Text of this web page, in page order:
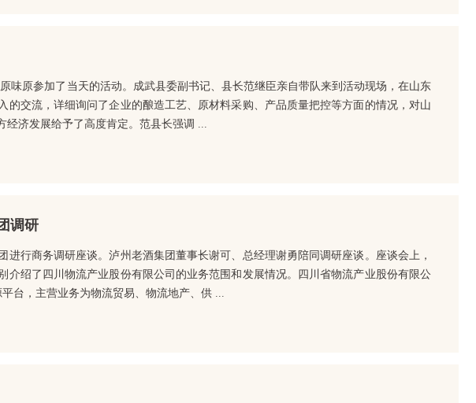
味原参加了当天的活动。成武县委副书记、县长范继臣亲自带队来到活动现场，在山东
交流，详细询问了企业的酿造工艺、原材料采购、产品质量把控等方面的情况，对山
经济发展给予了高度肯定。范县长强调 ...
调研
行商务调研座谈。泸州老酒集团董事长谢可、总经理谢勇陪同调研座谈。座谈会上，
介绍了四川物流产业股份有限公司的业务范围和发展情况。四川省物流产业股份有限公
台，主营业务为物流贸易、物流地产、供 ...